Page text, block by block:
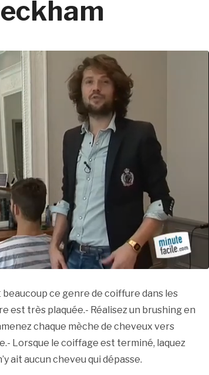
beaucoup ce genre de coiffure dans les
est très plaquée.- Réalisez un brushing en
chaque mèche de cheveux vers
Lorsque le coiffage est terminé, laquez
ait aucun cheveu qui dépasse.